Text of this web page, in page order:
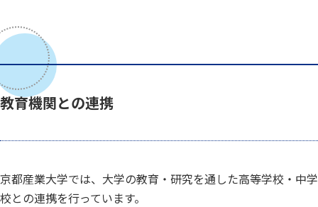
教育機関との連携
京都産業大学では、大学の教育・研究を通した高等学校・中学
校との連携を行っています。